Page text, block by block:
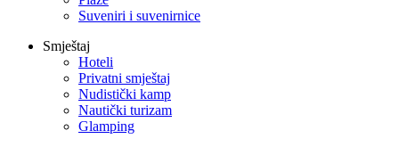
Suveniri i suvenirnice
Smještaj
Hoteli
Privatni smještaj
Nudistički kamp
Nautički turizam
Glamping